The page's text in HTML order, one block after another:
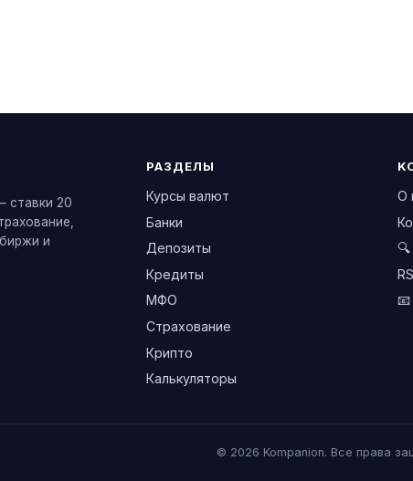
ставки 20
и
РАЗДЕЛЫ
Курсы валют
Банки
Депозиты
Кредиты
МФО
Страхование
Крипто
Калькуляторы
О
📧
© 2026 Kompanion. Все права